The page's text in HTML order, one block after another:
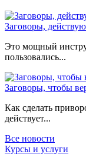
Заговоры,
Это мощный
пользовались...
Заговоры, чтобы
Как сделать
действует...
Все новости
Курсы и услуги